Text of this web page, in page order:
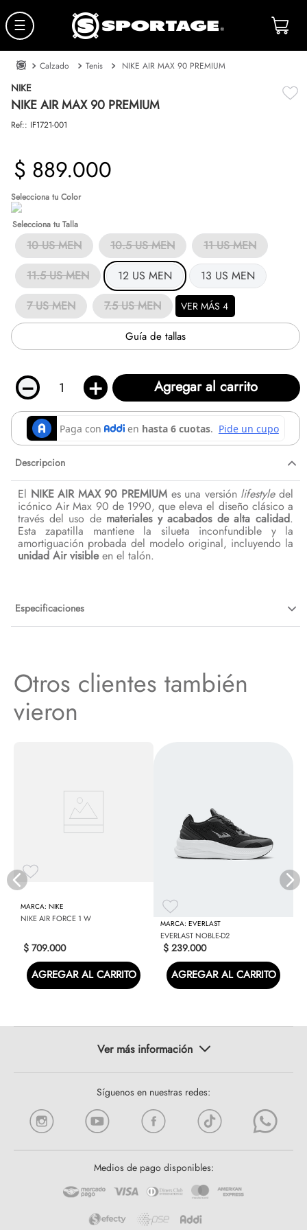
☰
Calzado Tenis NIKE AIR MAX 90 PREMIUM
NIKE
NIKE AIR MAX 90 PREMIUM
Ref:: IF1721-001
$ 889.000
Talla
10 US MEN 10.5 US MEN
11 US MEN
11.5 US MEN
12 US MEN
13 US MEN
7 US MEN
7.5 US MEN VER MÁS 4
Guía de tallas
＋
－ Agregar al carrito
Descripcion
El NIKE AIR MAX 90 PREMIUM es una versión lifestyledel
icónico Air Max 90 de 1990, que eleva el diseño clásico a
través del uso de materiales y acabados de alta calidad.
Esta zapatilla mantiene la silueta inconfundible y la
amortiguación probada del modelo original, incluyendo la
unidad Air visibleen el talón.
Especificaciones
Otros clientes también
vieron
NIKE
NIKE AIR FORCE 1 W
$ 709.000
AGREGAR AL CARRITO
EVERLAST
EVERLAST NOBLE-D2
$ 239.000
AGREGAR AL CARRITO
Síguenos en nuestras redes:
Medios de pago disponibles: